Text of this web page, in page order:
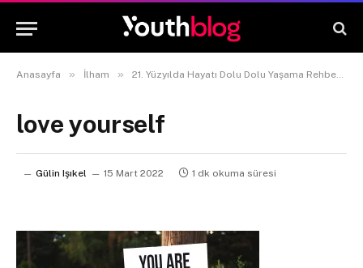
Anasayfa » İlham » 21. Yüzyılda Hayatı Dolu Dolu Yaşama Rehberi
love yourself
Gülin Işıkel 15 Mart 2022 1 dk okuma süresi